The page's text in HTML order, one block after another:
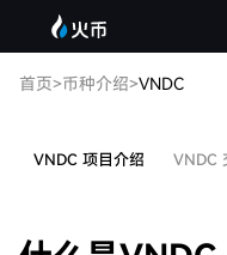
首页>币种介绍>VNDC
VNDC 项目介绍 VNDC